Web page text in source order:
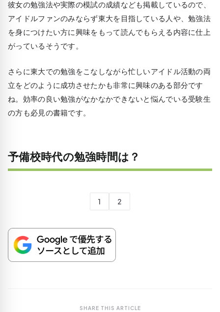
彼女の勉強法や実際の模試の成績なども掲載しているので、
アイドルファンのみならず東大を目指している人や、勉強法
を身につけたい方に興味をもって読んでもらえる内容に仕上
がっているそうです。
さらに東大での勉強をこなしながら忙しいアイドル活動の両
立をどのように成功させたかも非常に興味のある部分です
ね。効率の良い勉強がなかなかできないと悩んでいる受験生
の方も必見の書籍です。
予備校時代の勉強時間は？
1 2
SHARE THIS ARTICLE